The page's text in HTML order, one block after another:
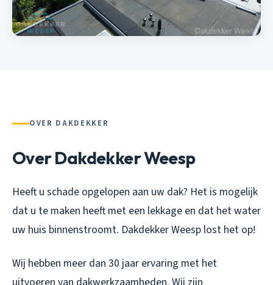
OVER DAKDEKKER
Over Dakdekker Weesp
Heeft u schade opgelopen aan uw dak? Het is mogelijk
dat u te maken heeft met een lekkage en dat het water
uw huis binnenstroomt. Dakdekker Weesp lost het op!
Wij hebben meer dan 30 jaar ervaring met het